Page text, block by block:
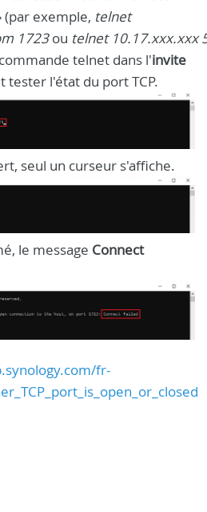
exemple, telnet
1723ou telnet 10.17.xxx.xxx
telnet dans l'invite
tester l'état du port TCP.
seul un curseur s'affiche.
le message Connect
fr-